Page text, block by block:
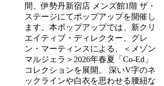
間、伊勢丹新宿店 メンズ館1階 ザ・
ステージにてポップアップを開催し
ます。本ポップアップでは、新クリ
エイティブ・ディレクター、グレ
ン・マーティンスによる、＜メゾン
マルジェラ＞2026年春夏「Co-Ed」
コレクションを展開。 深いV字のネ
ックラインや白衣を思わせる腰紐な